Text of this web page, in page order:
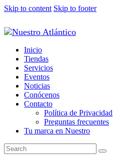
Skip to content Skip to footer
Inicio
Tiendas
Servicios
Eventos
Noticias
Conócenos
Contacto
Política de Privacidad
Preguntas frecuentes
Tu marca en Nuestro